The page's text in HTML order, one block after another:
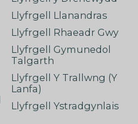
Llyfrgell Llanandras
Llyfrgell Rhaeadr Gwy
Llyfrgell Gymunedol
Talgarth
Llyfrgell Y Trallwng (Y
Lanfa)
Llyfrgell Ystradgynlais